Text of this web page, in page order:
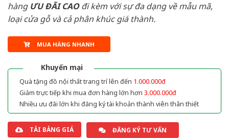
hàng ƯU ĐÃI CAOđi kèm với sự đa dạng về mẫu mã,
loại cửa gỗ và cả phân khúc giá thành.
MUA HÀNG NHANH
Khuyến mại
Quà tặng đồ nội thất trang trí lên đến 1.000.000đ
Giảm trực tiếp khi mua đơn hàng lớn hơn 3.000.000đ
Nhiều ưu đãi lớn khi đăng ký tài khoản thành viên thân thiết
TẢI BẢNG GIÁ ĐĂNG KÝ TƯ VẤN